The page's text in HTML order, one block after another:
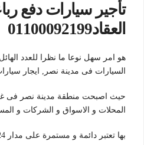
تأجير سيارات دفع
العقاد01100092199
هو امر سهل نوعا ما نظرا للعدد
السيارات فى مدينة نصر, ايجار
حيث اصبحت منطقة مدينة نصر فى
المحلات و الاسواق و الشركات و